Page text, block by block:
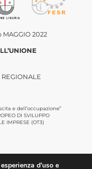
2022
e dell’occupazione”
DI SVILUPPO
IMPRESE (OT3)
d'uso e